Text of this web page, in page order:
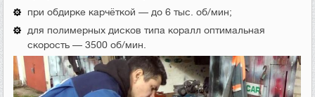
при обдирке карчёткой — до 6 тыс. об/мин;
для полимерных дисков типа коралл оптимальная
скорость — 3500 об/мин.